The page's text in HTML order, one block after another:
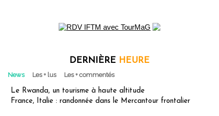
DERNIÈRE HEURE
News Les + lus Les + commentés
Le Rwanda, un tourisme à haute altitude
France, Italie : randonnée dans le Mercantour frontalier